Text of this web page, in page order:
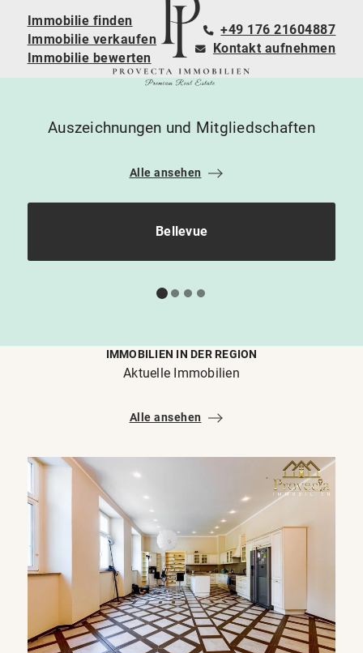
Immobilie finden
Immobilie verkaufen
Immobilie bewerten
+49 176 21604887
Kontakt aufnehmen
Auszeichnungen und Mitgliedschaften
Alle ansehen
Bellevue
IMMOBILIEN IN DER REGION
Aktuelle Immobilien
Alle ansehen